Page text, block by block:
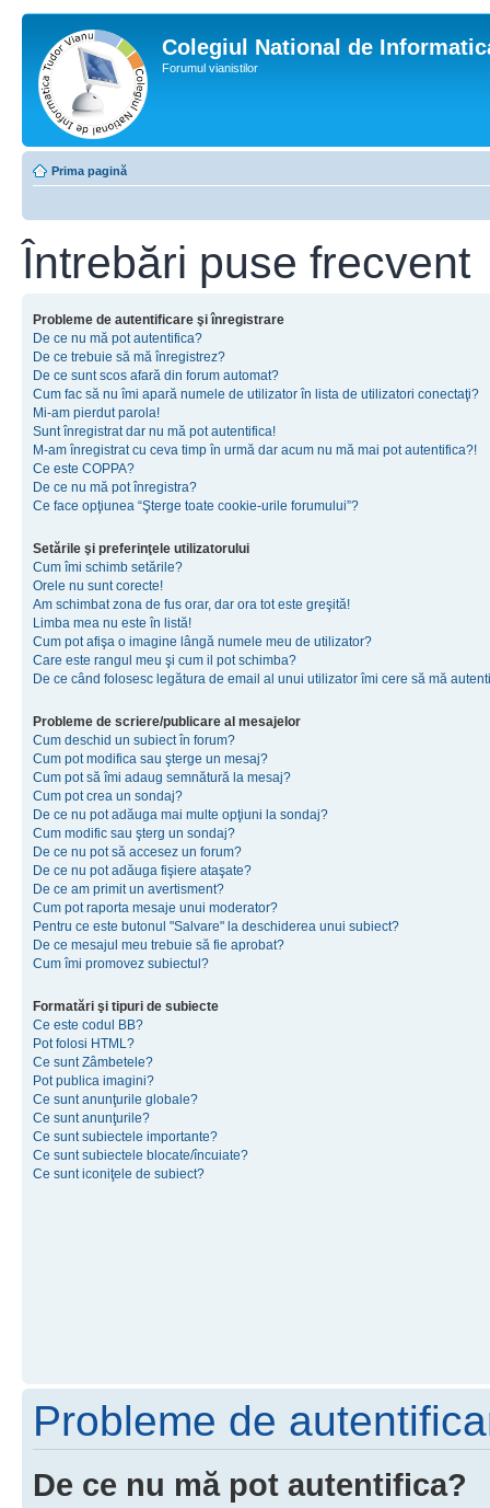
Colegiul National de
Forumul vianistilor
Prima pagină
Întrebări puse frecvent
Probleme de autentificare şi înregistrare
De ce nu mă pot autentifica?
De ce trebuie să mă înregistrez?
De ce sunt scos afară din forum automat?
Cum fac să nu îmi apară numele de utilizator în lista de utilizatori conectaţi?
Mi-am pierdut parola!
Sunt înregistrat dar nu mă pot autentifica!
M-am înregistrat cu ceva timp în urmă dar acum nu mă mai pot autentifica?!
Ce este COPPA?
De ce nu mă pot înregistra?
Ce face opţiunea “Şterge toate cookie-urile forumului”?
Setările şi preferinţele utilizatorului
Cum îmi schimb setările?
Orele nu sunt corecte!
Am schimbat zona de fus orar, dar ora tot este greşită!
Limba mea nu este în listă!
Cum pot afişa o imagine lângă numele meu de utilizator?
Care este rangul meu şi cum il pot schimba?
De ce când folosesc legătura de email al unui utilizator îmi cere să mă
Probleme de scriere/publicare al mesajelor
Cum deschid un subiect în forum?
Cum pot modifica sau şterge un mesaj?
Cum pot să îmi adaug semnătură la mesaj?
Cum pot crea un sondaj?
De ce nu pot adăuga mai multe opţiuni la sondaj?
Cum modific sau şterg un sondaj?
De ce nu pot să accesez un forum?
De ce nu pot adăuga fişiere ataşate?
De ce am primit un avertisment?
Cum pot raporta mesaje unui moderator?
Pentru ce este butonul "Salvare" la deschiderea unui subiect?
De ce mesajul meu trebuie să fie aprobat?
Cum îmi promovez subiectul?
Formatări şi tipuri de subiecte
Ce este codul BB?
Pot folosi HTML?
Ce sunt Zâmbetele?
Pot publica imagini?
Ce sunt anunţurile globale?
Ce sunt anunţurile?
Ce sunt subiectele importante?
Ce sunt subiectele blocate/încuiate?
Ce sunt iconiţele de subiect?
Probleme de
De ce nu mă pot autentifica?